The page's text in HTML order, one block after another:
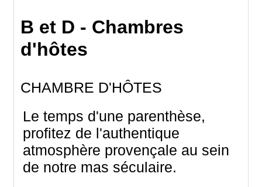
B et D - Chambres
d'hôtes
CHAMBRE D'HÔTES
Le temps d'une parenthèse,
profitez de l'authentique
atmosphère provençale au sein
de notre mas séculaire.